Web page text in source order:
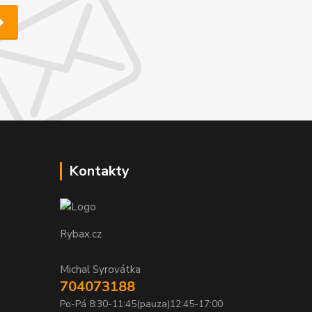
Kontakty
Rybax.cz
Michal Syrovátka
704073188
Po-Pá 8:30-11:45(pauza)12:45-17:00